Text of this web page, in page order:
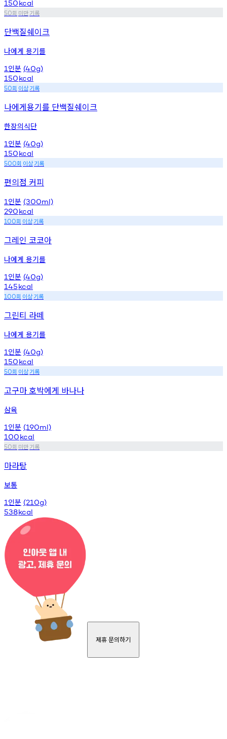
150kcal
50회 미만기록
단백질쉐이크
나에게 용기를
1 인분 (40g)
150kcal
50회 이상기록
나에게용기를 단백질쉐이크
한장의식단
1 인분 (40g)
150kcal
500회 이상기록
편의점 커피
1 인분 (300ml)
290kcal
100회 이상기록
그레인 코코아
나에게 용기를
1 인분 (40g)
145kcal
100회 이상기록
그린티 라떼
나에게 용기를
1 인분 (40g)
150kcal
50회 이상기록
고구마 호박에게 바나나
삼육
1 인분 (190ml)
100kcal
50회 미만기록
마라탕
보통
1 인분 (210g)
538kcal
제휴 문의하기